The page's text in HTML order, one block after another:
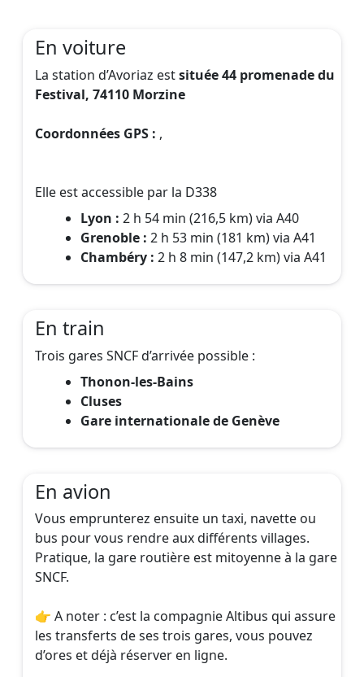
En voiture
La station d’Avoriaz estsituée 44 promenade du
Festival, 74110 Morzine
Coordonnées GPS : ,
Elle est accessible par la D338
Lyon : 2 h 54 min (216,5 km) via A40
Grenoble : 2 h 53 min (181 km) via A41
Chambéry : 2 h 8 min (147,2 km) via A41
En train
Trois gares SNCF d’arrivée possible :
Thonon-les-Bains
Cluses
Gare internationale de Genève
En avion
Vous emprunterez ensuite un taxi, navette ou
bus pour vous rendre aux différents villages.
Pratique, la gare routière est mitoyenne à la gare
SNCF.
👉 A noter : c’est la compagnie Altibus qui assure
les transferts de ses trois gares, vous pouvez
d’ores et déjà réserver en ligne.